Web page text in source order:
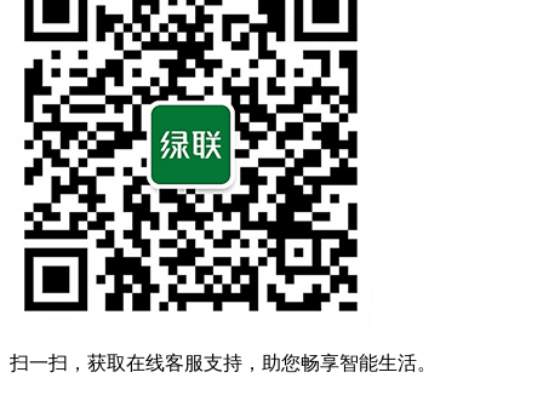
扫一扫，获取在线客服支持，助您畅享智能生活。